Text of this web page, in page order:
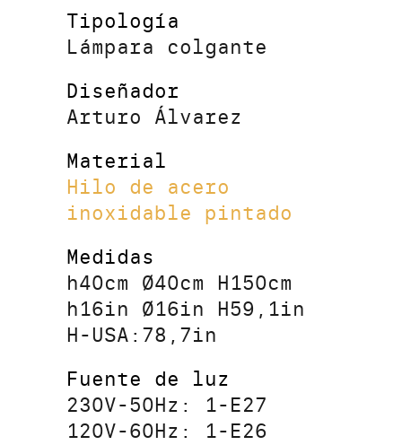
Tipología
Lámpara colgante
Diseñador
Arturo Álvarez
Material
Hilo de acero
inoxidable pintado
Medidas
h40cm Ø40cm H150cm
h16in Ø16in H59,1in
H-USA:78,7in
Fuente de luz
230V-50Hz: 1-E27
120V-60Hz: 1-E26